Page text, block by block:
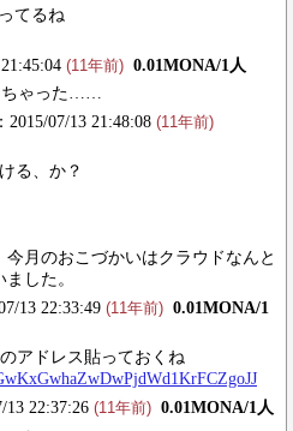
てるね
(11年前) 0.01MONA/1人
ちゃった……
：2015/07/13 21:48:08 (11年前)
る、か？
月のおこづかいはクラウドなんと
した。
13 22:33:49 (11年前) 0.01MONA/1
アドレス貼っておくね
13 22:37:26 (11年前) 0.01MONA/1人